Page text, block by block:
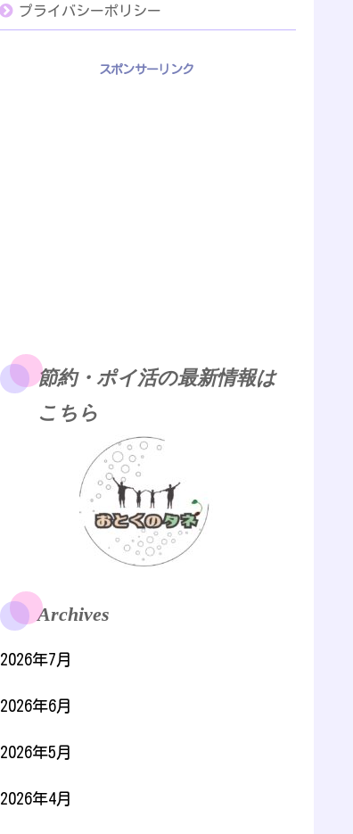
プライバシーポリシー
スポンサーリンク
節約・ポイ活の最新情報は
こちら
Archives
2026年7月
2026年6月
2026年5月
2026年4月